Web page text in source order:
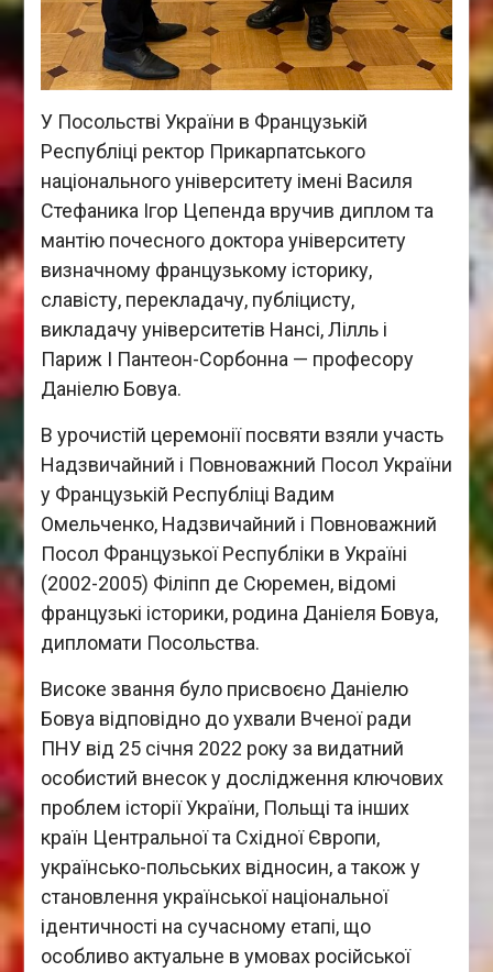
У Посольстві України в Французькій
Республіці ректор Прикарпатського
національного університету імені Василя
Стефаника Ігор Цепенда вручив диплом та
мантію почесного доктора університету
визначному французькому історику,
славісту, перекладачу, публіцисту,
викладачу університетів Нансі, Лілль і
Париж І Пантеон-Сорбонна — професору
Даніелю Бовуа.
В урочистій церемонії посвяти взяли участь
Надзвичайний і Повноважний Посол України
у Французькій Республіці Вадим
Омельченко, Надзвичайний і Повноважний
Посол Французької Республіки в Україні
(2002-2005) Філіпп де Сюремен, відомі
французькі історики, родина Даніеля Бовуа,
дипломати Посольства.
Високе звання було присвоєно Даніелю
Бовуа відповідно до ухвали Вченої ради
ПНУ від 25 січня 2022 року за видатний
особистий внесок у дослідження ключових
проблем історії України, Польщі та інших
країн Центральної та Східної Європи,
українсько-польських відносин, а також у
становлення української національної
ідентичності на сучасному етапі, що
особливо актуальне в умовах російської